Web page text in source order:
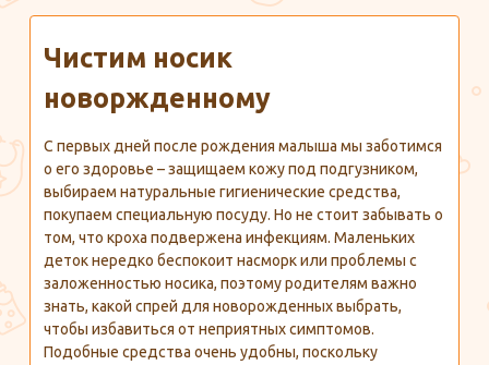
Чистим носик
новоржденному
С первых дней после рождения малыша мы заботимся
о его здоровье – защищаем кожу под подгузником,
выбираем натуральные гигиенические средства,
покупаем специальную посуду. Но не стоит забывать о
том, что кроха подвержена инфекциям. Маленьких
деток нередко беспокоит насморк или проблемы с
заложенностью носика, поэтому родителям важно
знать, какой спрей для новорожденных выбрать,
чтобы избавиться от неприятных симптомов.
Подобные средства очень удобны, поскольку